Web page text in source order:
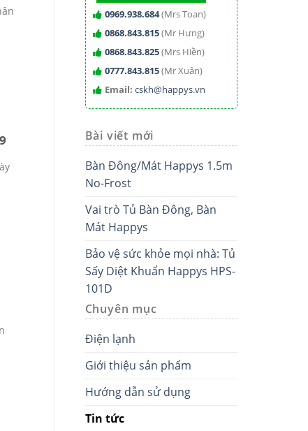
0969.938.684(Mrs Toan)
0868.843.815(Mr Hưng)
0868.843.825(Mrs Hiền)
0777.843.815(Mr Xuân)
Email: cskh@happys.vn
Bài viết mới
Bàn Đông/Mát Happys 1.5m
No-Frost
Vai trò Tủ Bàn Đông, Bàn
Mát Happys
Bảo vệ sức khỏe mọi nhà: Tủ
Sấy Diệt Khuẩn Happys HPS-
101D
Chuyên mục
Điện lạnh
Giới thiệu sản phẩm
Hướng dẫn sử dụng
Tin tức